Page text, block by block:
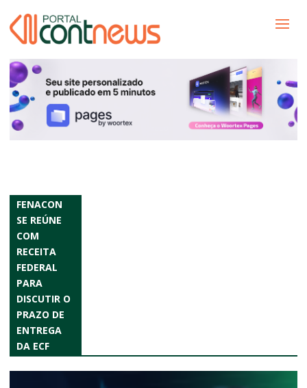
FENACON
SE REÚNE
COM
RECEITA
FEDERAL
PARA
DISCUTIR O
PRAZO DE
ENTREGA
DA ECF